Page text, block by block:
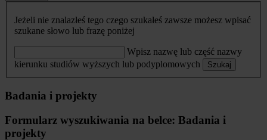
Jeżeli nie znalazłeś tego czego szukałeś zawsze możesz wpisać
szukane słowo lub frazę poniżej
Wpisz nazwę lub część nazwy
kierunku studiów wyższych lub podyplomowych
Szukaj
Badania i projekty
Formularz wyszukiwania na belce: Badania i
projekty